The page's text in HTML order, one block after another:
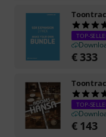
TOP-
€ 333
TOP-
€ 143